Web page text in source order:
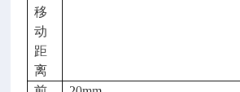
移
动
距
离